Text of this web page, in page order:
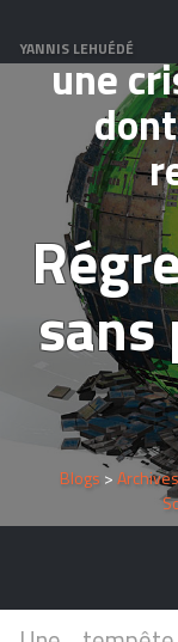
YANNIS LEHUÉDÉ
Les
une
sans
Blogs >